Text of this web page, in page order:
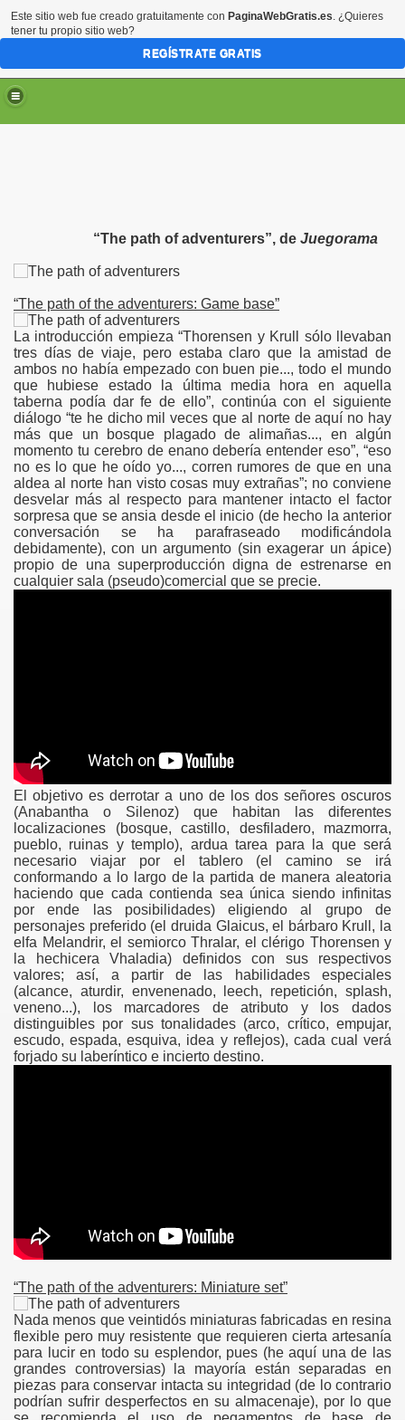
“The path of adventurers”, de Juegorama
“The path of the adventurers: Game base”
La introducción empieza “Thorensen y Krull sólo llevaban
tres días de viaje, pero estaba claro que la amistad de
ambos no había empezado con buen pie..., todo el mundo
que hubiese estado la última media hora en aquella
taberna podía dar fe de ello”, continúa con el siguiente
diálogo “te he dicho mil veces que al norte de aquí no hay
más que un bosque plagado de alimañas..., en algún
momento tu cerebro de enano debería entender eso”, “eso
no es lo que he oído yo..., corren rumores de que en una
aldea al norte han visto cosas muy extrañas”; no conviene
desvelar más al respecto para mantener intacto el factor
sorpresa que se ansia desde el inicio (de hecho la anterior
conversación se ha parafraseado modificándola
debidamente), con un argumento (sin exagerar un ápice)
propio de una superproducción digna de estrenarse en
cualquier sala (pseudo)comercial que se precie.
El objetivo es derrotar a uno de los dos señores oscuros
(Anabantha o Silenoz) que habitan las diferentes
localizaciones (bosque, castillo, desfiladero, mazmorra,
pueblo, ruinas y templo), ardua tarea para la que será
necesario viajar por el tablero (el camino se irá
conformando a lo largo de la partida de manera aleatoria
haciendo que cada contienda sea única siendo infinitas
por ende las posibilidades) eligiendo al grupo de
personajes preferido (el druida Glaicus, el bárbaro Krull, la
elfa Melandrir, el semiorco Thralar, el clérigo Thorensen y
la hechicera Vhaladia) definidos con sus respectivos
valores; así, a partir de las habilidades especiales
(alcance, aturdir, envenenado, leech, repetición, splash,
veneno...), los marcadores de atributo y los dados
distinguibles por sus tonalidades (arco, crítico, empujar,
escudo, espada, esquiva, idea y reflejos), cada cual verá
forjado su laberíntico e incierto destino.
“The path of the adventurers: Miniature set”
Nada menos que veintidós miniaturas fabricadas en resina
flexible pero muy resistente que requieren cierta artesanía
para lucir en todo su esplendor, pues (he aquí una de las
grandes controversias) la mayoría están separadas en
piezas para conservar intacta su integridad (de lo contrario
podrían sufrir desperfectos en su almacenaje), por lo que
Este sitio web fue creado gratuitamente con PaginaWebGratis.es. ¿Quieres
tener tu propio sitio web?
REGÍSTRATE GRATIS